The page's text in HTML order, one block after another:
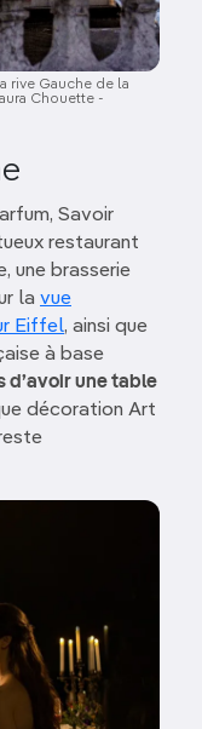
rive Gauche de la
Chouette -
Savoir
restaurant
une brasserie
la vue
Eiffel, ainsi que
à base
d’avoir une table
décoration Art